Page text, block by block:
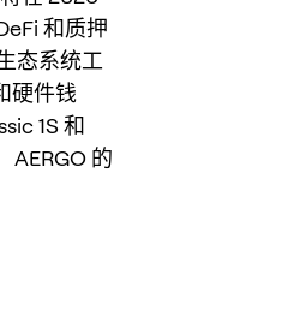
和质押
态系统工
硬件钱
1S 和
AERGO 的